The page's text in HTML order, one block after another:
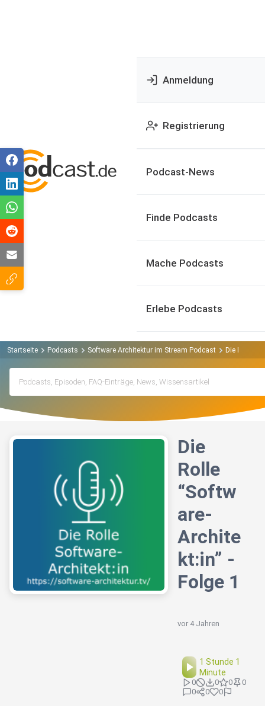
Anmeldung
Registrierung
Podcast-News
Finde Podcasts
Mache Podcasts
Erlebe Podcasts
Startseite Podcasts Software Architektur im Stream Podcast Die Rolle
Die
Rolle
“Softw
are-
Archite
kt:in” -
Folge 1
vor 4 Jahren
1 Stunde 1
Minute
0 0 0
0
0
0 0